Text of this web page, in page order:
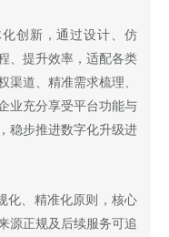
化创新，通过设计、仿
、提升效率，适配各类
渠道、精准需求梳理、
业充分享受平台功能与
稳步推进数字化升级进
化、精准化原则，核心
源正规及后续服务可追